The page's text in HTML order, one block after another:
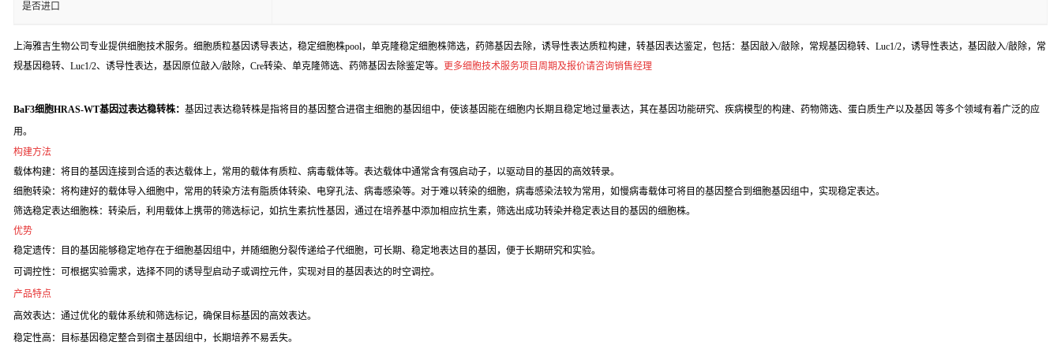
是否进口
上海雅吉生物公司专业提供细胞技术服务。细胞质粒基因诱导表达，稳定细胞株pool，单克隆稳定细胞株筛选，药筛基因去除，诱导性表达质粒构建，转基因表达鉴定，包括：基因敲入/敲除，常规基因稳转、Luc1/2，诱导性表达，基因敲入/敲除，常
规基因稳转、Luc1/2、诱导性表达，基因原位敲入/敲除，Cre转染、单克隆筛选、药筛基因去除鉴定等。 更多细胞技术服务项目周期及报价请咨询销售经理
BaF3细胞HRAS-WT基因过表达稳转株： 基因过表达稳转株是指将目的基因整合进宿主细胞的基因组中，使该基因能在细胞内长期且稳定地过量表达，其在基因功能研究、疾病模型的构建、药物筛选、蛋白质生产以及基因 等多个领域有着广泛的应
用。
构建方法
载体构建：将目的基因连接到合适的表达载体上，常用的载体有质粒、病毒载体等。表达载体中通常含有强启动子，以驱动目的基因的高效转录。
细胞转染：将构建好的载体导入细胞中，常用的转染方法有脂质体转染、电穿孔法、病毒感染等。对于难以转染的细胞，病毒感染法较为常用，如慢病毒载体可将目的基因整合到细胞基因组中，实现稳定表达。
筛选稳定表达细胞株：转染后，利用载体上携带的筛选标记，如抗生素抗性基因，通过在培养基中添加相应抗生素，筛选出成功转染并稳定表达目的基因的细胞株。
优势
稳定遗传：目的基因能够稳定地存在于细胞基因组中，并随细胞分裂传递给子代细胞，可长期、稳定地表达目的基因，便于长期研究和实验。
可调控性：可根据实验需求，选择不同的诱导型启动子或调控元件，实现对目的基因表达的时空调控。
产品特点
高效表达：通过优化的载体系统和筛选标记，确保目标基因的高效表达。
稳定性高：目标基因稳定整合到宿主基因组中，长期培养不易丢失。